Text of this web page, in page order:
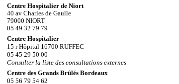
Centre Hospitalier de Niort
40 av Charles de Gaulle
79000 NIORT
05 49 32 79 79
Centre Hospitalier
15 r Hôpital 16700 RUFFEC
05 45 29 50 00
Consulter la liste des consultations externes
Centre des Grands Brûlés Bordeaux
05 56 79 54 62